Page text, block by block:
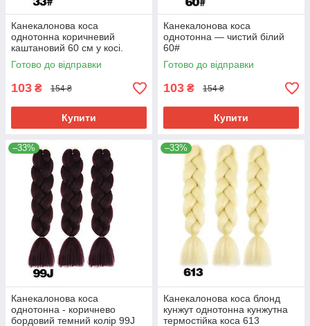
Канекалонова коса
однотонна коричневий
каштановий 60 см у косі.
Термостійкий. 33#
Готово до відправки
103 ₴ 154 ₴
Купити
Канекалонова коса
однотонна — чистий білий
60#
Готово до відправки
103 ₴ 154 ₴
Купити
–33%
Канекалонова коса
однотонна - коричнево
бордовий темний колір 99J
–33%
Канекалонова коса блонд
кунжут однотонна кунжутна
термостійка коса 613